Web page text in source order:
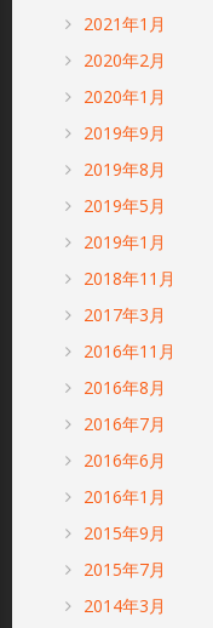
2021年1月
2020年2月
2020年1月
2019年9月
2019年8月
2019年5月
2019年1月
2018年11月
2017年3月
2016年11月
2016年8月
2016年7月
2016年6月
2016年1月
2015年9月
2015年7月
2014年3月